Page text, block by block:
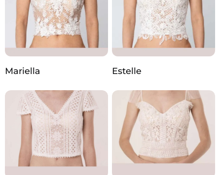
Mariella Estelle